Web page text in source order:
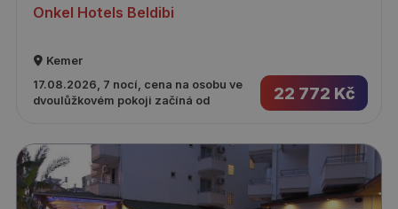
Onkel Hotels Beldibi
Kemer
17.08.2026, 7 nocí, cena na osobu ve
dvoulůžkovém pokoji začíná od
22 772 Kč